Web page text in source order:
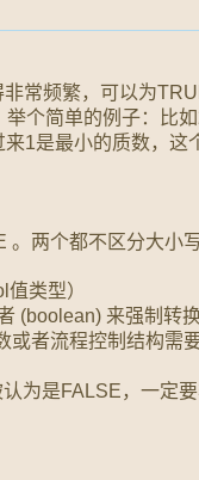
常频繁，可以为
个简单的例子：比
1是最小的质数，这
两个都不区分大小写
类型）
(boolean) 来强制转
或者流程控制结构需
为是FALSE，一定